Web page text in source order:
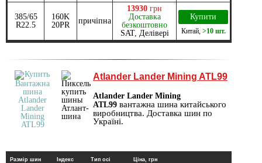
385/65
R22.5
160K
20PR
причіпна
13930 грн
Доставка
безкоштовно
SAT, Делівері
Купити
Китай, >10 шт.
Atlander Lander Mining ATL99
Atlander Lander Mining
ATL99 вантажна шина китайського
виробництва. Доставка шин по
Україні.
Размір шин Індекс Тип осі Ціна, грн